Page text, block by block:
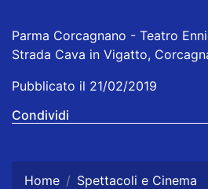
Parma Corcagnano - Teatro
Strada Cava in Vigatto,
Pubblicato il 21/02/2019
Condividi
Home
Spettacoli e Cinema